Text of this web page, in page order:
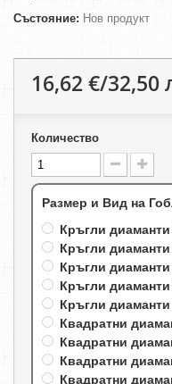
Състояние: Нов продукт
16,62 €/32,50
Количество
Размер и Вид на
Кръгли диаманти
Кръгли диаманти
Кръгли диаманти
Кръгли диаманти
Кръгли диаманти
Квадратни
Квадратни
Квадратни
Квадратни